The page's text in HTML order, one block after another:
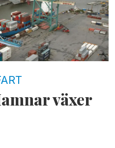
växer